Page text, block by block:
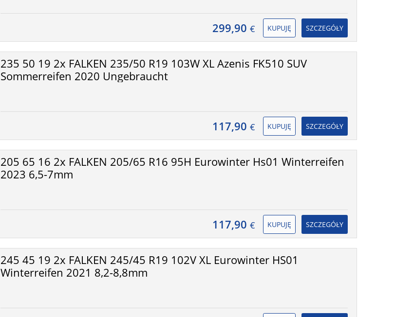
299,90 € KUPUJĘ SZCZEGÓŁY
235 50 19 2x FALKEN 235/50 R19 103W XL Azenis FK510 SUV
Sommerreifen 2020 Ungebraucht
117,90 € KUPUJĘ SZCZEGÓŁY
205 65 16 2x FALKEN 205/65 R16 95H Eurowinter Hs01 Winterreifen
2023 6,5-7mm
117,90 € KUPUJĘ SZCZEGÓŁY
245 45 19 2x FALKEN 245/45 R19 102V XL Eurowinter HS01
Winterreifen 2021 8,2-8,8mm